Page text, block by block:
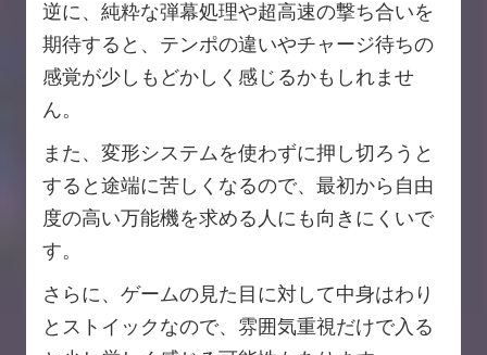
逆に、純粋な弾幕処理や超高速の撃ち合いを
期待すると、テンポの違いやチャージ待ちの
感覚が少しもどかしく感じるかもしれませ
ん。
また、変形システムを使わずに押し切ろうと
すると途端に苦しくなるので、最初から自由
度の高い万能機を求める人にも向きにくいで
す。
さらに、ゲームの見た目に対して中身はわり
とストイックなので、雰囲気重視だけで入る